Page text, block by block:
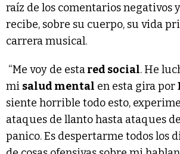
raíz de los comentarios negativos
recibe, sobre su cuerpo, su vida
carrera musical.
“Me voy de estared social. He
mi salud mental en esta gira por
siente horrible todo esto,
ataques de llanto hasta ataques
panico. Es despertarme todos los